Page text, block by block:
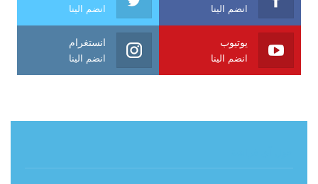
انضم الينا انضم الينا
يوتيوب
انضم الينا
انستغرام
انضم الينا